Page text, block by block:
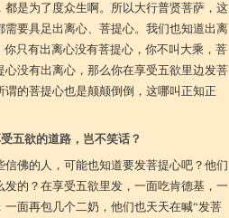
是为了度众生啊。所以大行普贤菩萨，这
要具足出离心、菩提心。我们也知道出离
只有出离心没有菩提心，你不叫大乘，菩
没有出离心，那么你在享受五欲里边发菩
的菩提心也是颠颠倒倒，这哪叫正知正
五欲的道路，岂不笑话？
佛的人，可能也知道要发菩提心吧？他们
的？在享受五欲里发，一面吃肯德基，一
面再包几个二奶，他们也天天在喊“发菩